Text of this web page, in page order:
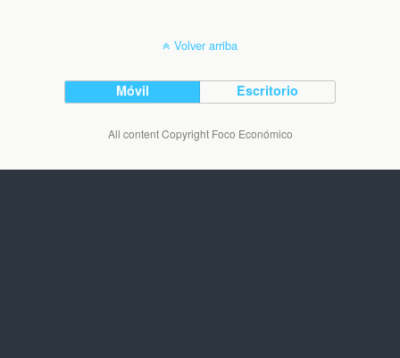
Volver arriba
Móvil Escritorio
All content Copyright Foco Económico